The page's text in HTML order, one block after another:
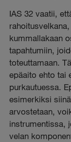
IAS 32 vaatii,
kummallakaan
tapahtumiin,
toteuttamaan.
epäaito ehto tai
purkautuessa.
esimerkiksi
arvostetaan,
instrumentissa,
velan